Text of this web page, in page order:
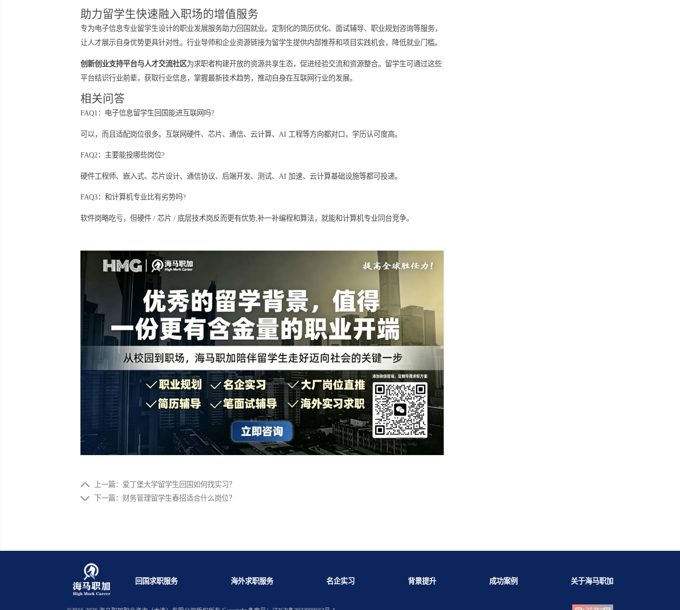
元综合背景的回国留学生。
优势在于能够在各种企业规模中找到适合自己发展的空间。大型互联网公司注重人才体系完善和职业晋升路径，中小
企业则更关注快速创新和多技能的综合应用。留学生通过针对性提升技术能力与软实力，能够灵活应对不同行业和岗
位的挑战。
助力留学生快速融入职场的增值服务
专为电子信息专业留学生设计的职业发展服务助力回国就业。定制化的简历优化、面试辅导、职业规划咨询等服务，
让人才展示自身优势更具针对性。行业导师和企业资源链接为留学生提供内部推荐和项目实践机会，降低就业门槛。
创新创业支持平台与人才交流社区
相关问答
FAQ2：主要能投哪些岗位?
硬件工程师、嵌入式、芯片设计、通信协议、后端开发、测试、AI 加速、云计算基础设施等都可投递。
FAQ3：和计算机专业比有劣势吗?
软件岗略吃亏，但硬件 / 芯片 / 底层技术岗反而更有优势;补一补编程和算法，就能和计算机专业同台竞争。